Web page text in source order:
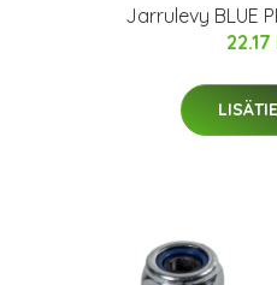
Jarrulevy BLUE
22.17